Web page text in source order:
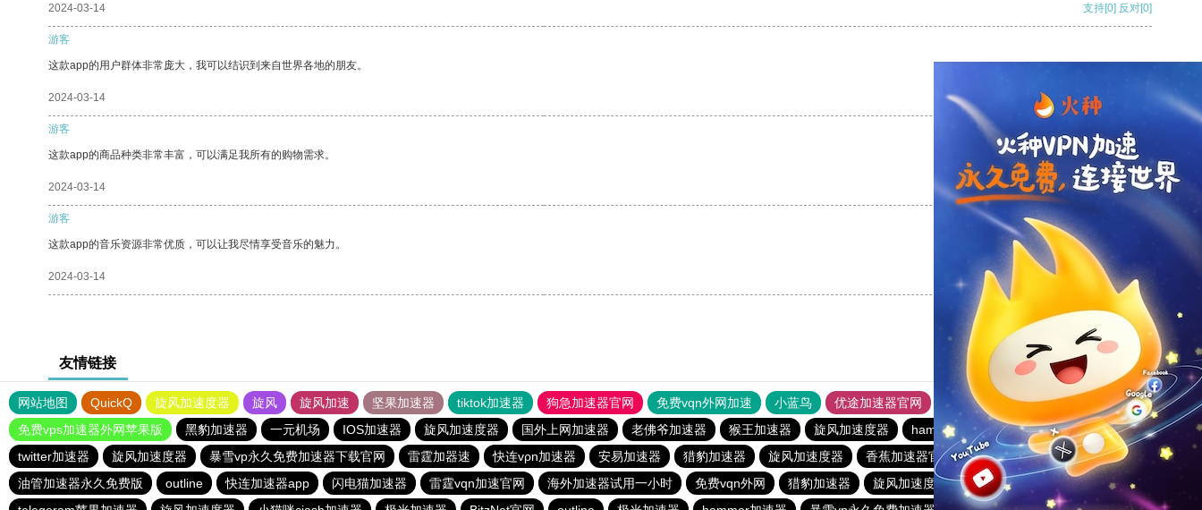
2024-03-14 支持[0] 反对[0]
游客
这款app的用户群体非常庞大，我可以结识到来自世界各地的朋友。
2024-03-14 支持
游客
这款app的商品种类非常丰富，可以满足我所有的购物需求。
2024-03-14 支持[0] 反对[0]
游客
这款app的音乐资源非常优质，可以让我尽情享受音乐的魅力。
2024-03-14 支持[0] 反对[0]
友情链接
网站地图 QuickQ 旋风加速度器 旋风 旋风加速 坚果加速器 tiktok加速器 狗急加速器官网 免费vqn外网加速 小蓝鸟 优途加速器官网 风驰加速器 旋风加速器
八戒看书
免费vps加速器外网苹果版
黑豹加速器 一元机场 IOS加速器 旋风加速度器 国外上网加速器 老佛爷加速器 猴王加速器 旋风加速度器 hammer加速器
蚂蚁vp加速器官网
twitter加速器
旋风加速度器 暴雪vp永久免费加速器下载官网 雷霆加器速 快连vρn加速器 安易加速器 猎豹加速器 旋风加速度器 香蕉加速器官网正版
免费vqn加速
油管加速器永久免费版
outline 快连加速器app 闪电猫加速器 雷霆vqn加速官网 海外加速器试用一小时 免费vqn外网 猎豹加速器 旋风加速度器
黑洞永久加速器